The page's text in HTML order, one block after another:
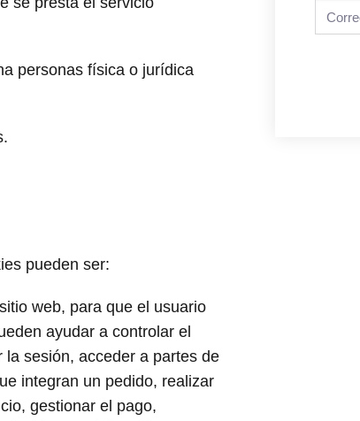
personas física o jurídica
pueden ser:
web, para que el usuario
ayudar a controlar el
sesión, acceder a partes de
integran un pedido, realizar
gestionar el pago,